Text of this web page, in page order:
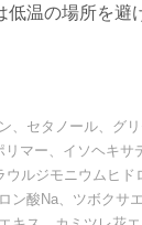
低温の場所を
、セタノール、グ
リマー、イソヘキ
ウルジモニウムヒ
ン酸Na、ツボク